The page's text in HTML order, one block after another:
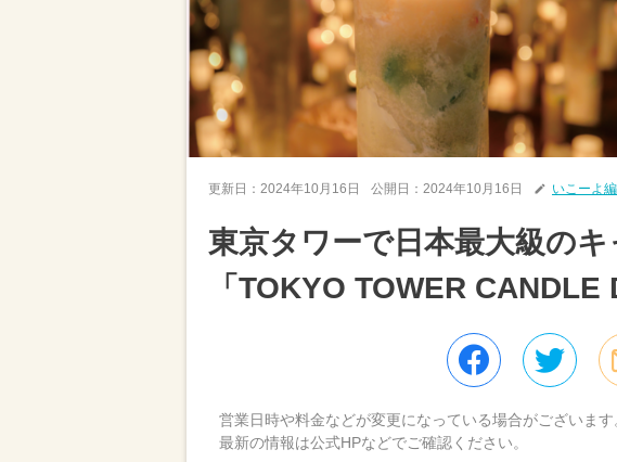
更新日： 2024年10月16日 公開日： 2024年10月16日 いこーよ
東京タワーで日本最大級の
「TOKYO TOWER
営業日時や料金などが変更になっている場合がございます
最新の情報は公式HPなどでご確認ください。